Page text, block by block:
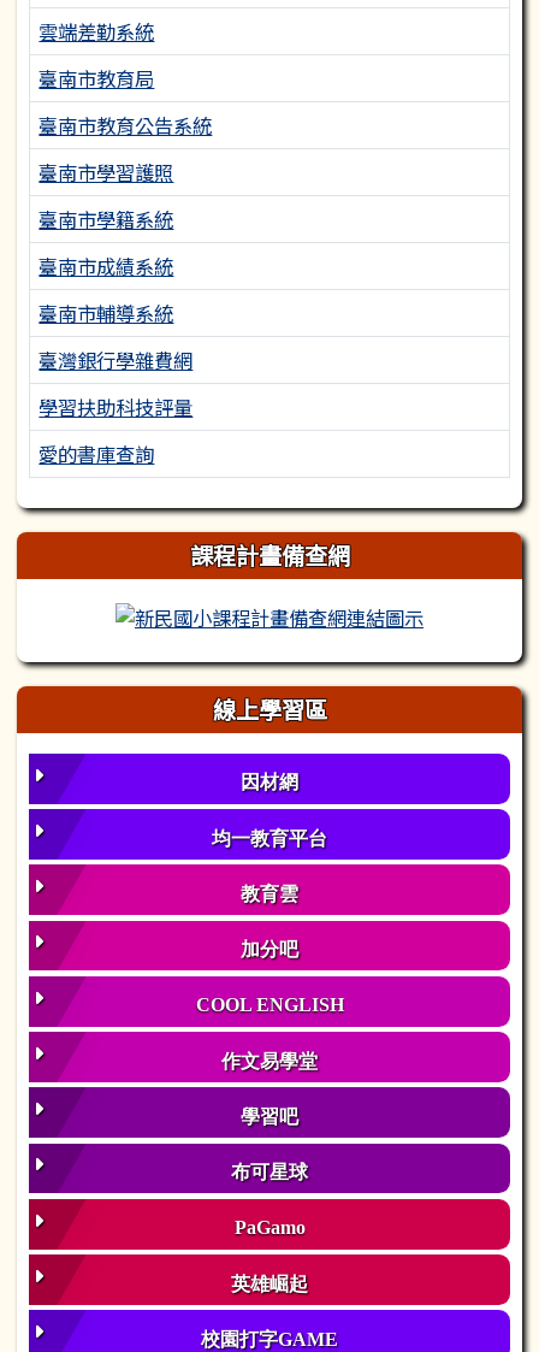
雲端差勤系統
臺南市教育局
臺南市教育公告系統
臺南市學習護照
臺南市學籍系統
臺南市成績系統
臺南市輔導系統
臺灣銀行學雜費網
學習扶助科技評量
愛的書庫查詢
課程計畫備查網
新民國小課
線上學習區
因材網
均一教育平台
教育雲
加分吧
COOL ENGLISH
作文易學堂
學習吧
布可星球
PaGamo
英雄崛起
校園打字GAME